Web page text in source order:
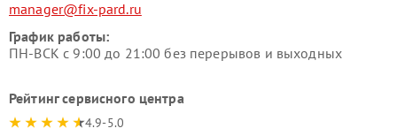
manager@fix-pard.ru
График работы:
ПН-ВСК с 9:00 до 21:00 без перерывов и выходных
Рейтинг сервисного центра
4.9-5.0